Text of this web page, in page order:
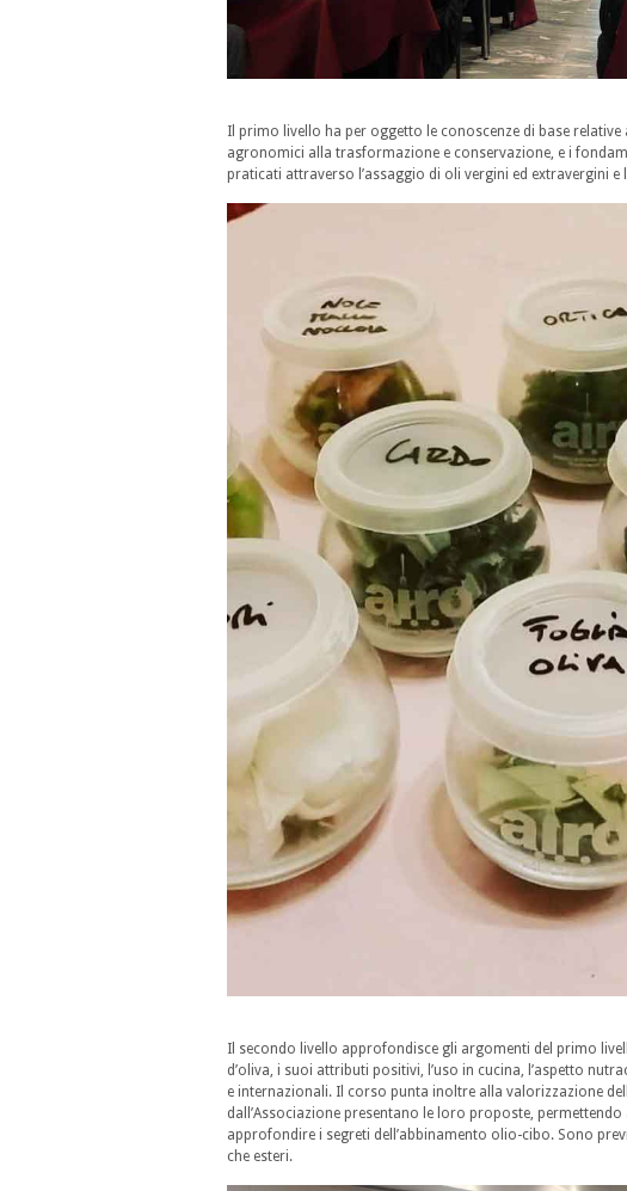
Il primo livello ha per oggetto le conoscenze di base
agronomici alla trasformazione e conservazione, e i
praticati attraverso l’assaggio di oli vergini ed extravergini
Il secondo livello approfondisce gli argomenti del primo
d’oliva, i suoi attributi positivi, l’uso in cucina, l’aspetto
e internazionali. Il corso punta inoltre alla valorizzazione
dall’Associazione presentano le loro proposte,
approfondire i segreti dell’abbinamento olio-cibo. Sono
che esteri.